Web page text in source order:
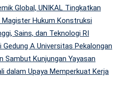
Global, UNIKAL Tingkatkan
Hukum Konstruksi
Sains, dan Teknologi RI
A Universitas Pekalongan
Sambut Kunjungan Yayasan
dalam Upaya Memperkuat Kerja